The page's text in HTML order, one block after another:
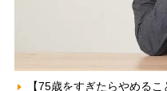
【75歳をすぎたらやめる